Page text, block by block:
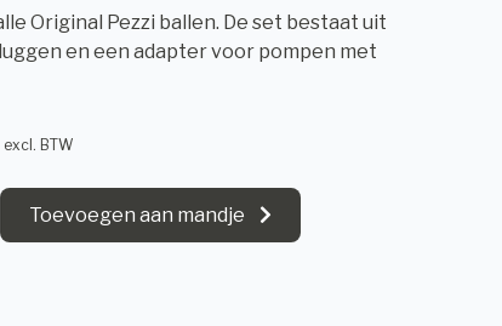
Original Pezzi ballen. De set bestaat uit
en een adapter voor pompen met
excl. BTW
Toevoegen aan mandje